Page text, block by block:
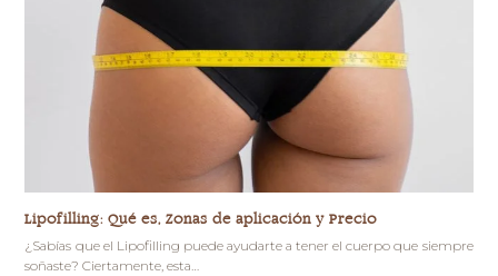
Lipofilling: Qué es, Zonas de aplicación y Precio
¿Sabías que el Lipofilling puede ayudarte a tener el cuerpo que siempre
soñaste? Ciertamente, esta…